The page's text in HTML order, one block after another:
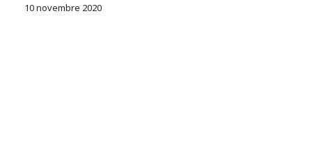
10 novembre 2020